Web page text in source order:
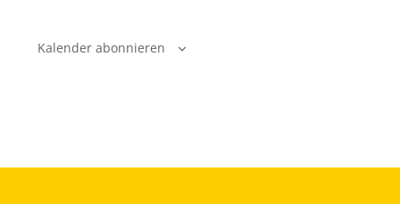
Kalender abonnieren